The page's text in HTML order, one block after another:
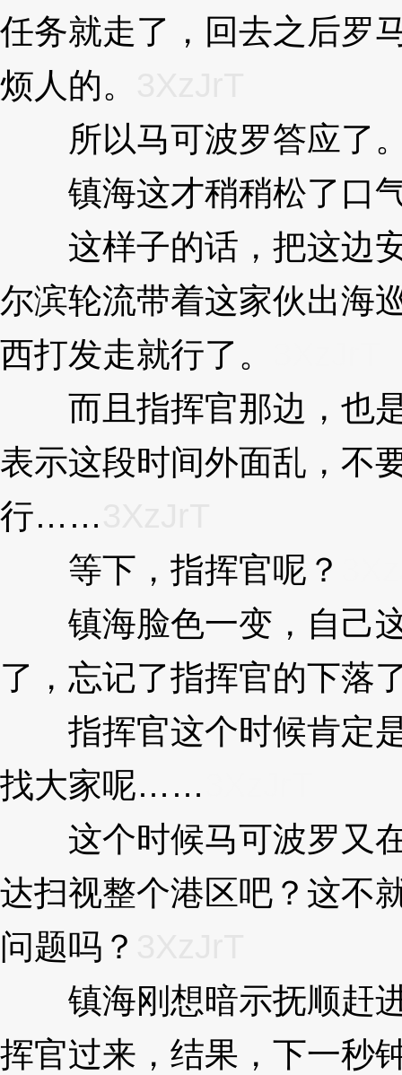
任务就走了，回去之后
烦人的。
所以马可波罗答应了
镇海这才稍稍松了口
这样子的话，把这边安
尔滨轮流带着这家伙出海
西打发走就行了。
而且指挥官那边，也是
表示这段时间外面乱，不
行……
等下，指挥官呢？
镇海脸色一变，自己这
了，忘记了指挥官的下落
指挥官这个时候肯定是
找大家呢……
这个时候马可波罗又在
达扫视整个港区吧？这不
问题吗？
镇海刚想暗示抚顺赶进
挥官过来，结果，下一秒